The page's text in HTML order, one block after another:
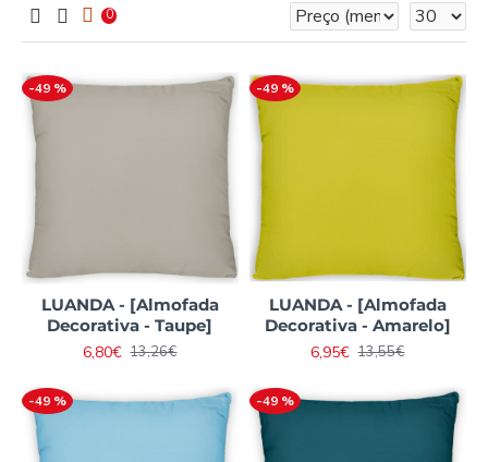
0
-49 %
LUANDA - [Almofada
Decorativa - Taupe]
6,80€ 13,26€
-49 %
LUANDA - [Almofada
Decorativa - Amarelo]
6,95€ 13,55€
-49 % -49 %